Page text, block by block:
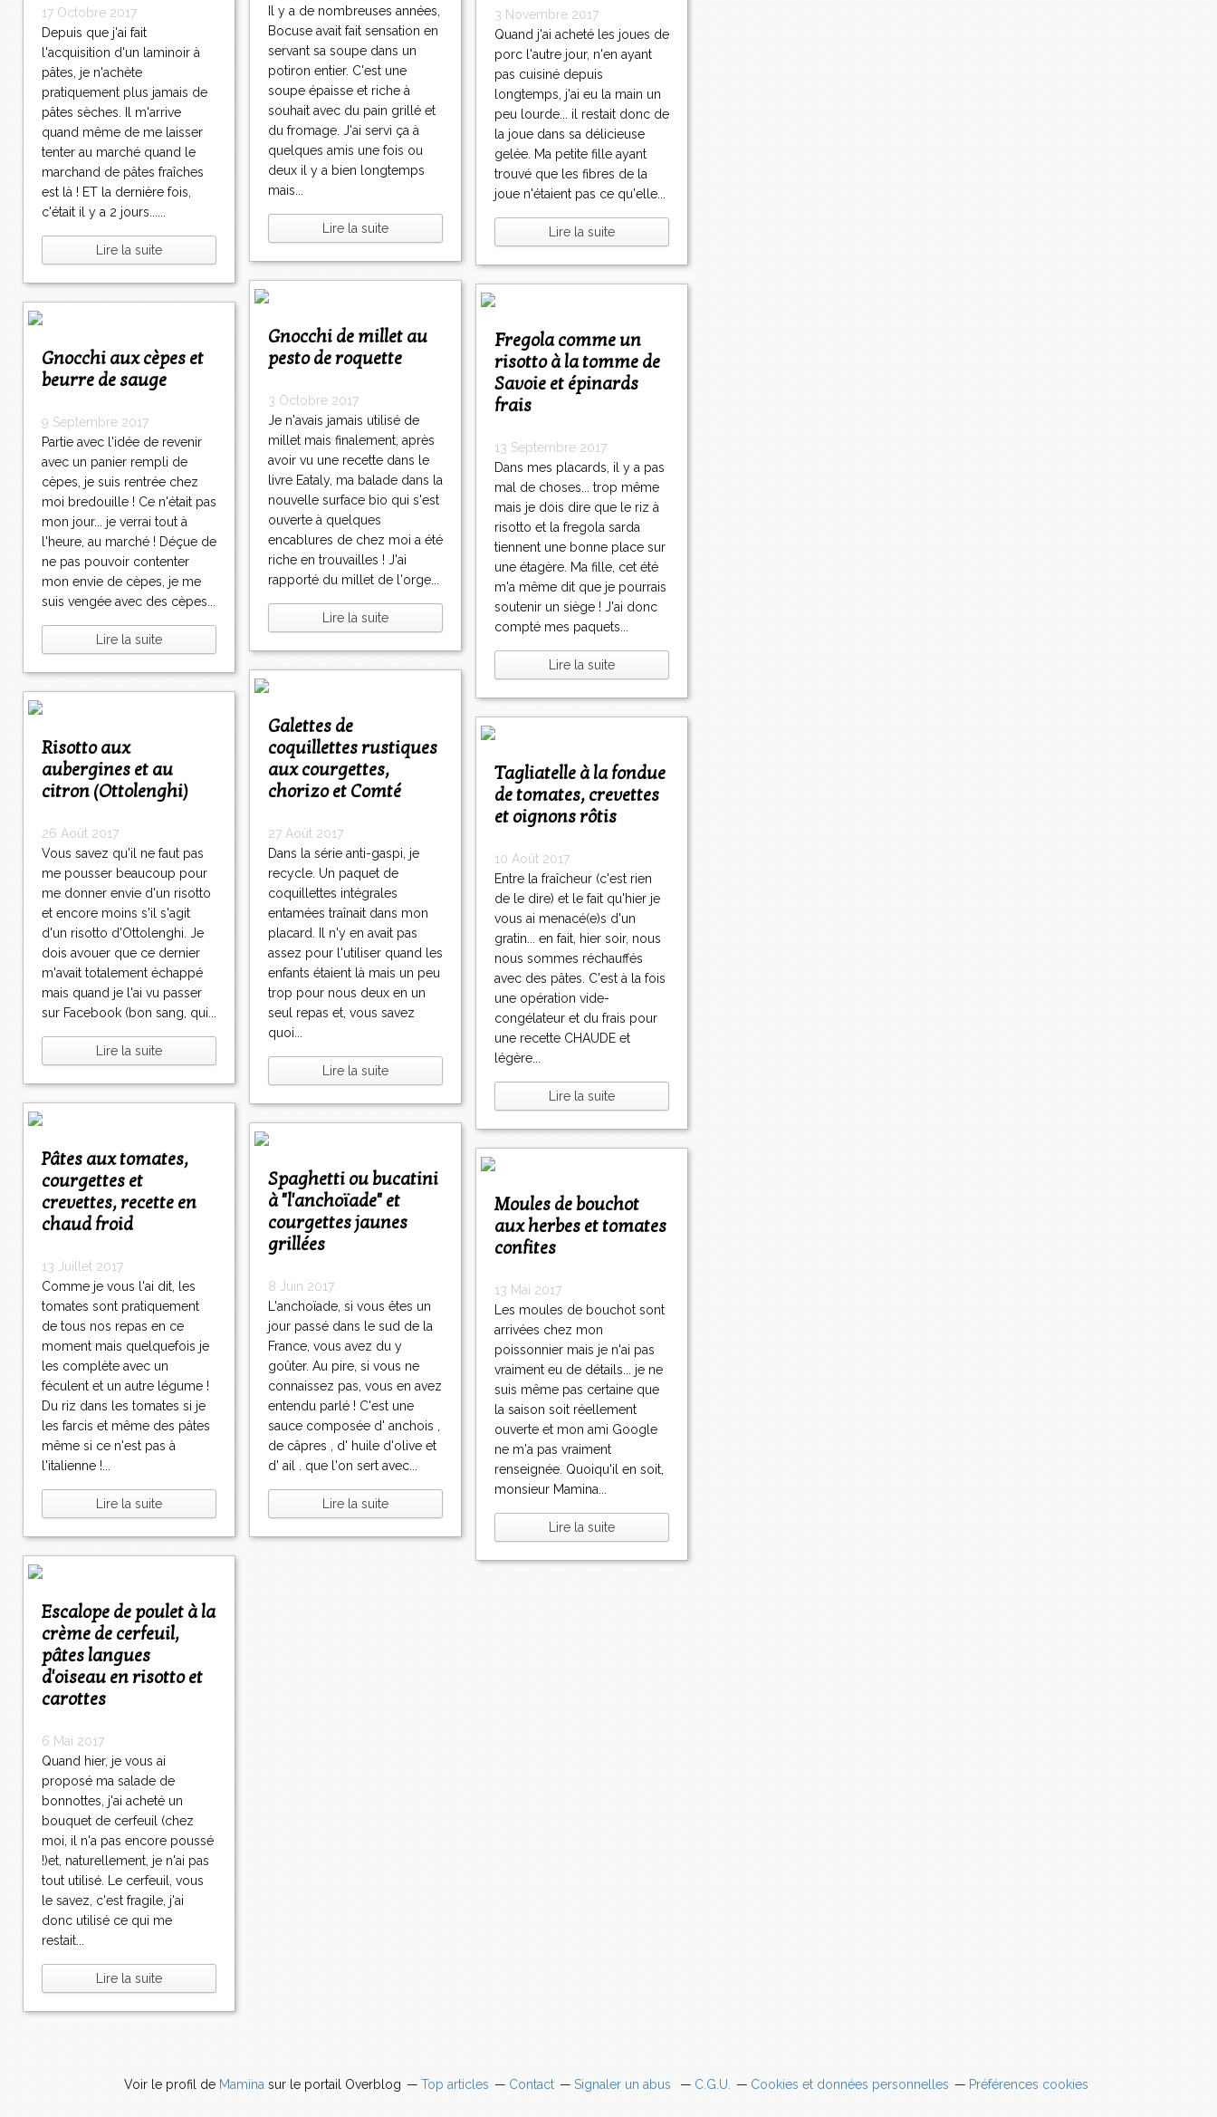
Il y a de nombreuses années,
Bocuse avait fait sensation en
servant sa soupe dans un
potiron entier. C'est une
soupe épaisse et riche à
souhait avec du pain grillé et
du fromage. J'ai servi ça à
quelques amis une fois ou
deux il y a bien longtemps
mais...
Lire la suite
3 Novembre 2017
Quand j'ai acheté les joues de
porc l'autre jour, n'en ayant
pas cuisiné depuis
longtemps, j'ai eu la main un
peu lourde... il restait donc de
la joue dans sa délicieuse
gelée. Ma petite fille ayant
trouvé que les fibres de la
joue n'étaient pas ce qu'elle...
Lire la suite
17 Octobre 2017
Depuis que j'ai fait
l'acquisition d'un laminoir à
pâtes, je n'achète
pratiquement plus jamais de
pâtes sèches. Il m'arrive
quand même de me laisser
tenter au marché quand le
marchand de pâtes fraîches
est là ! ET la dernière fois,
c'était il y a 2 jours......
Lire la suite
Gnocchi de millet au
pesto de roquette
3 Octobre 2017
Je n'avais jamais utilisé de
millet mais finalement, après
avoir vu une recette dans le
livre Eataly, ma balade dans la
nouvelle surface bio qui s'est
ouverte à quelques
encablures de chez moi a été
riche en trouvailles ! J'ai
rapporté du millet de l'orge...
Lire la suite
Fregola comme un
risotto à la tomme de
Savoie et épinards
frais
13 Septembre 2017
Dans mes placards, il y a pas
mal de choses... trop même
mais je dois dire que le riz à
risotto et la fregola sarda
tiennent une bonne place sur
une étagère. Ma fille, cet été
m'a même dit que je pourrais
soutenir un siège ! J'ai donc
compté mes paquets...
Lire la suite
Gnocchi aux cèpes et
beurre de sauge
9 Septembre 2017
Partie avec l'idée de revenir
avec un panier rempli de
cèpes, je suis rentrée chez
moi bredouille ! Ce n'était pas
mon jour... je verrai tout à
l'heure, au marché ! Déçue de
ne pas pouvoir contenter
mon envie de cèpes, je me
suis vengée avec des cèpes...
Lire la suite
Galettes de
coquillettes rustiques
aux courgettes,
chorizo et Comté
27 Août 2017
Dans la série anti-gaspi, je
recycle. Un paquet de
coquillettes intégrales
entamées traînait dans mon
placard. Il n'y en avait pas
assez pour l'utiliser quand les
enfants étaient là mais un peu
trop pour nous deux en un
seul repas et, vous savez
quoi...
Lire la suite
Risotto aux
aubergines et au
citron (Ottolenghi)
26 Août 2017
Vous savez qu'il ne faut pas
me pousser beaucoup pour
me donner envie d'un risotto
et encore moins s'il s'agit
d'un risotto d'Ottolenghi. Je
dois avouer que ce dernier
m'avait totalement échappé
mais quand je l'ai vu passer
sur Facebook (bon sang, qui...
Lire la suite
Tagliatelle à la fondue
de tomates, crevettes
et oignons rôtis
10 Août 2017
Entre la fraîcheur (c'est rien
de le dire) et le fait qu'hier je
vous ai menacé(e)s d'un
gratin... en fait, hier soir, nous
nous sommes réchauffés
avec des pâtes. C'est à la fois
une opération vide-
congélateur et du frais pour
une recette CHAUDE et
légère...
Lire la suite
Pâtes aux tomates,
courgettes et
crevettes, recette en
chaud froid
13 Juillet 2017
Comme je vous l'ai dit, les
tomates sont pratiquement
de tous nos repas en ce
moment mais quelquefois je
les complète avec un
féculent et un autre légume !
Du riz dans les tomates si je
les farcis et même des pâtes
même si ce n'est pas à
l'italienne !...
Lire la suite
Spaghetti ou bucatini
à "l'anchoïade" et
courgettes jaunes
grillées
8 Juin 2017
L'anchoïade, si vous êtes un
jour passé dans le sud de la
France, vous avez du y
goûter. Au pire, si vous ne
connaissez pas, vous en avez
entendu parlé ! C'est une
sauce composée d' anchois ,
de câpres , d' huile d'olive et
d' ail . que l'on sert avec...
Lire la suite
Moules de bouchot
aux herbes et tomates
confites
13 Mai 2017
Les moules de bouchot sont
arrivées chez mon
poissonnier mais je n'ai pas
vraiment eu de détails... je ne
suis même pas certaine que
la saison soit réellement
ouverte et mon ami Google
ne m'a pas vraiment
renseignée. Quoiqu'il en soit,
monsieur Mamina...
Lire la suite
Escalope de poulet à la
crème de cerfeuil,
pâtes langues
d'oiseau en risotto et
carottes
6 Mai 2017
Quand hier, je vous ai
proposé ma salade de
bonnottes, j'ai acheté un
bouquet de cerfeuil (chez
moi, il n'a pas encore poussé
!)et, naturellement, je n'ai pas
tout utilisé. Le cerfeuil, vous
le savez, c'est fragile, j'ai
donc utilisé ce qui me
restait...
Lire la suite
Voir le profil de Mamina sur le portail Overblog Top articles Contact Signaler un abus C.G.U. Cookies et données personnelles Préférences cookies